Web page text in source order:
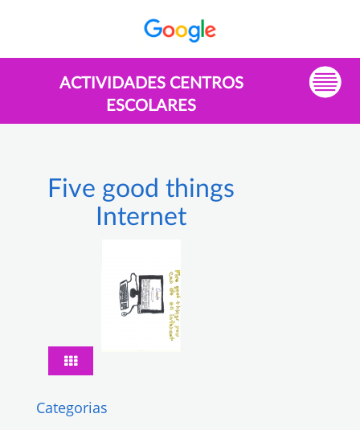
ACTIVIDADES CENTROS
ESCOLARES
Five good things
Internet
Categorias